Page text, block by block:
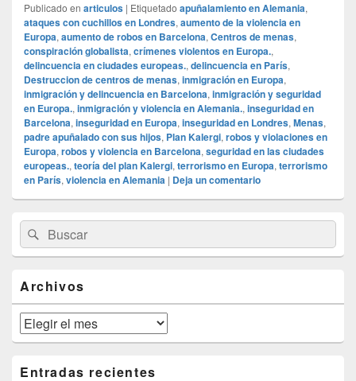
Publicado en articulos | Etiquetado apuñalamiento en Alemania,
ataques con cuchillos en Londres, aumento de la violencia en
Europa, aumento de robos en Barcelona, Centros de menas,
conspiración globalista, crímenes violentos en Europa.,
delincuencia en ciudades europeas., delincuencia en París,
Destruccion de centros de menas, inmigración en Europa,
inmigración y delincuencia en Barcelona, inmigración y seguridad
en Europa., inmigración y violencia en Alemania., inseguridad en
Barcelona, inseguridad en Europa, inseguridad en Londres, Menas,
padre apuñalado con sus hijos, Plan Kalergi, robos y violaciones en
Europa, robos y violencia en Barcelona, seguridad en las ciudades
europeas., teoría del plan Kalergi, terrorismo en Europa, terrorismo
en París, violencia en Alemania | Deja un comentario
área
de
widget
lateral
primaria
Buscar
por:
Buscar
Archivos
Archivos
Entradas recientes